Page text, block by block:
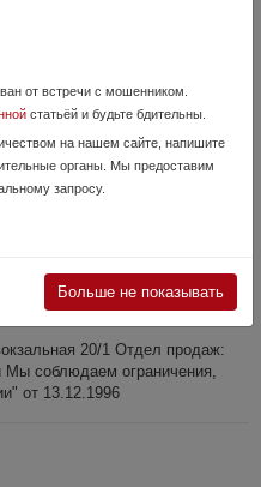
20/1 Отдел продаж:
Мы соблюдаем ограничения,
от 13.12.1996
от встречи с мошенником.
статьёй и будьте бдительны.
на нашем сайте, напишите
органы. Мы предоставим
запросу.
Больше не показывать